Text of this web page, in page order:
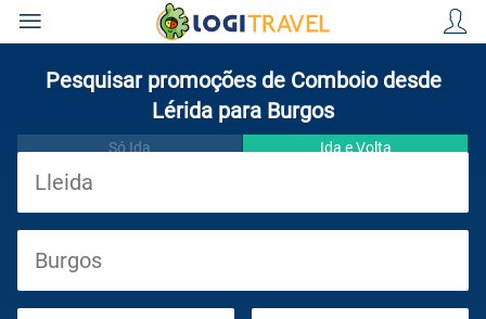
Cruzeiros
Pesquisar promoções de Comboio desde
Lérida para Burgos
Só Ida Ida e Volta